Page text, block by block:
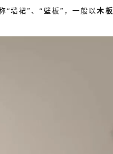
“墙裙”、“壁板”，一般以木板